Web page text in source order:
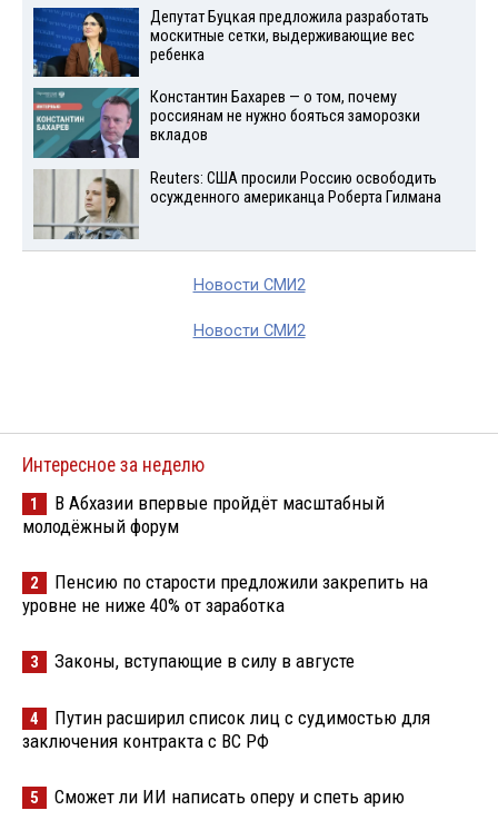
Депутат Буцкая предложила разработать
москитные сетки, выдерживающие вес
ребенка
Константин Бахарев — о том, почему
россиянам не нужно бояться заморозки
вкладов
Reuters: США просили Россию освободить
осужденного американца Роберта Гилмана
Новости СМИ2
Новости СМИ2
Интересное за неделю
1
В Абхазии впервые пройдёт масштабный
молодёжный форум
2
Пенсию по старости предложили закрепить на
уровне не ниже 40% от заработка
3 Законы, вступающие в силу в августе
4
Путин расширил список лиц с судимостью для
заключения контракта с ВС РФ
5 Сможет ли ИИ написать оперу и спеть арию